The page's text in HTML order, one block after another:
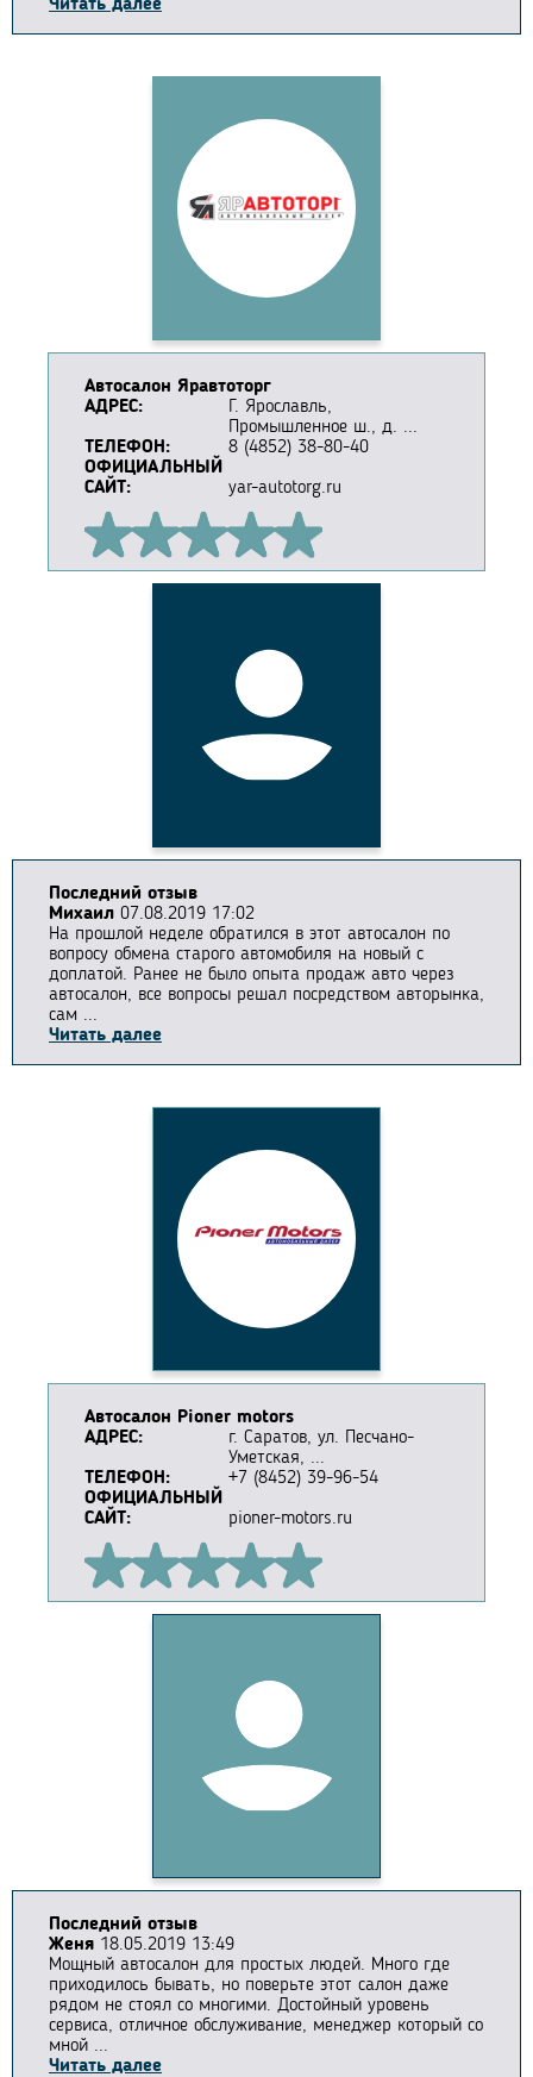
Читать далее
Автосалон Яравтоторг
АДРЕС:
Г. Ярославль,
Промышленное ш., д. ...
ТЕЛЕФОН:
8 (4852) 38-80-40
ОФИЦИАЛЬНЫЙ
САЙТ:
yar-autotorg.ru
Последний отзыв
Михаил 07.08.2019 17:02
На прошлой неделе обратился в этот автосалон по
вопросу обмена старого автомобиля на новый с
доплатой. Ранее не было опыта продаж авто через
автосалон, все вопросы решал посредством авторынка,
сам ...
Читать далее
Автосалон Pioner motors
АДРЕС:
г. Саратов, ул. Песчано-
Уметская, ...
ТЕЛЕФОН:
+7 (8452) 39-96-54
ОФИЦИАЛЬНЫЙ
САЙТ:
pioner-motors.ru
Последний отзыв
Женя 18.05.2019 13:49
Мощный автосалон для простых людей. Много где
приходилось бывать, но поверьте этот салон даже
рядом не стоял со многими. Достойный уровень
сервиса, отличное обслуживание, менеджер который со
мной ...
Читать далее